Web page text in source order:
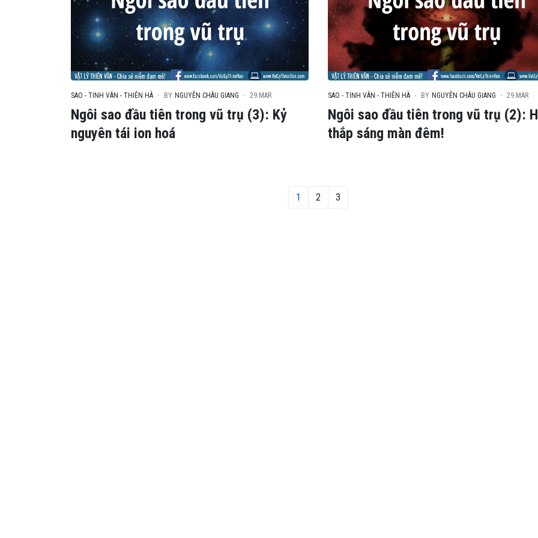
SAO - TINH VÂN - THIÊN HÀ BY NGUYỄN CHÂU GIANG 29.MAR
Ngôi sao đầu tiên trong vũ trụ (3): Kỷ
nguyên tái ion hoá
SAO - TINH VÂN - THIÊN HÀ BY NGUYỄN CHÂU GIANG 29.MAR
Ngôi sao đầu tiên trong vũ trụ (2):
thắp sáng màn đêm!
1 2 3